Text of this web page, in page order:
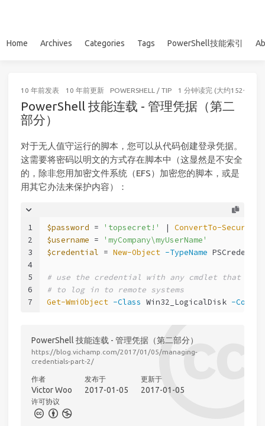
Home Archives Categories Tags PowerShell技能索引
10 年前发表 10 年前更新 POWERSHELL / TIP 1 分钟读完 (大约152个字)
PowerShell 技能连载 - 管理凭据（第二
部分）
对于无人值守运行的脚本，您可以从代码创建登录凭据。
这需要将密码以明文的方式存在脚本中（这显然是不安全
的，除非您用加密文件系统（EFS）加密您的脚本，或是
用其它办法来保护内容）：
1
2
3
4
5
6
7
$password = 'topsecret!' | ConvertTo-
$username =
'myCompany\myUserName'
$credential = New-Object -TypeName
# use the credential with any cmdlet that
# to log in to remote systems
Get-WmiObject -Class Win32_LogicalDisk -
PowerShell 技能连载 - 管理凭据（第二部分）
https://blog.vichamp.com/2017/01/05/managing-
credentials-part-2/
作者
Victor Woo
发布于
2017-01-05
更新于
2017-01-05
许可协议